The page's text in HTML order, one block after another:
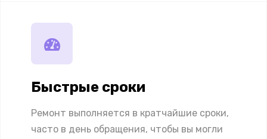
Быстрые сроки
Ремонт выполняется в кратчайшие сроки,
часто в день обращения, чтобы вы могли